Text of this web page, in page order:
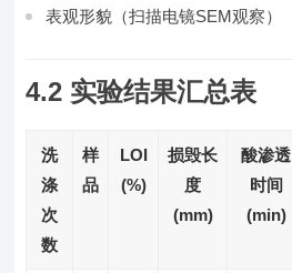
表观形貌（扫描电镜SEM观察）
4.2 实验结果汇总表
洗
涤
次
数
样
品
LOI
(%)
损毁长
度
(mm)
酸渗透
时间
(min)